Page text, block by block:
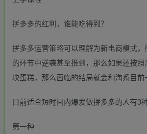
拼多多的红利，谁能吃得到？
拼多多运营策略可以理解为新电商模式
的环节中逆袭甚至推到，那么如果还按
块蛋糕，那么面临的结局就会和淘系目前
目前适合短时间内爆发做拼多多的人有3种
第一种